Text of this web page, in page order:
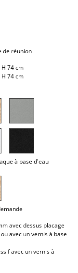
de réunion
H 74 cm
H 74 cm
à base d'eau
avec dessus placage
avec un vernis à base
avec un vernis à